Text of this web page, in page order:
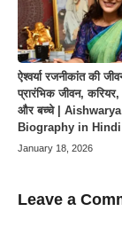
ऐश्वर्या रजनीकांत की
प्रारंभिक जीवन, करियर,
और बच्चे |
Biography in Hindi
January 18, 2026
Leave a